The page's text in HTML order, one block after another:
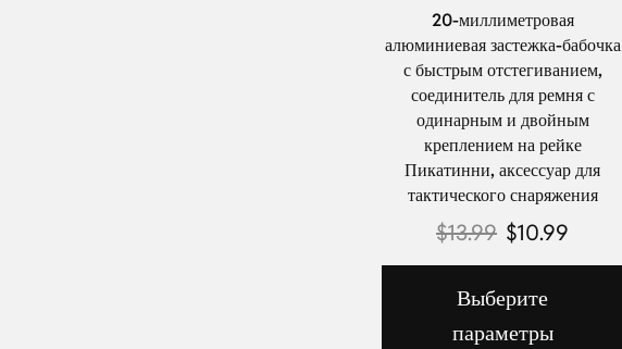
20-миллиметровая
алюминиевая застежка-бабочка
с быстрым отстегиванием,
соединитель для ремня с
одинарным и двойным
креплением на рейке
Пикатинни, аксессуар для
тактического снаряжения
$13.99 $10.99
Выберите
параметры